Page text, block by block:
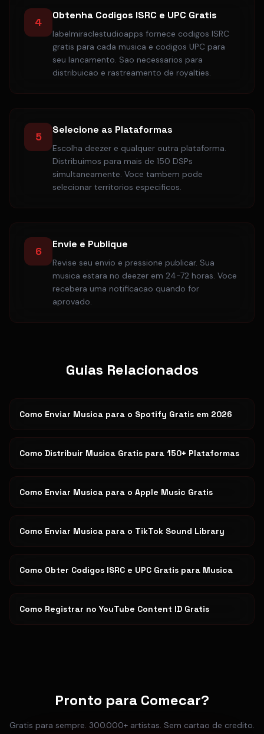
4
Obtenha Codigos ISRC e UPC Gratis
labelmiraclestudioapps fornece codigos ISRC
gratis para cada musica e codigos UPC para
seu lancamento. Sao necessarios para
distribuicao e rastreamento de royalties.
5
Selecione as Plataformas
Escolha deezer e qualquer outra plataforma.
Distribuimos para mais de 150 DSPs
simultaneamente. Voce tambem pode
selecionar territorios especificos.
6
Envie e Publique
Revise seu envio e pressione publicar. Sua
musica estara no deezer em 24-72 horas. Voce
recebera uma notificacao quando for
aprovado.
Guias Relacionados
Como Enviar Musica para o Spotify Gratis em 2026
Como Distribuir Musica Gratis para 150+ Plataformas
Como Enviar Musica para o Apple Music Gratis
Como Enviar Musica para o TikTok Sound Library
Como Obter Codigos ISRC e UPC Gratis para Musica
Como Registrar no YouTube Content ID Gratis
Pronto para Comecar?
Gratis para sempre. 300.000+ artistas. Sem cartao de credito.